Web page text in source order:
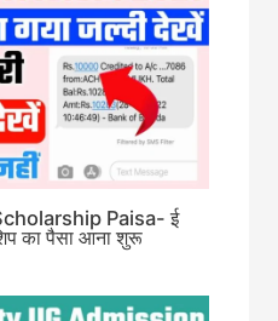
Paisa- ई
का पैसा आना शुरू